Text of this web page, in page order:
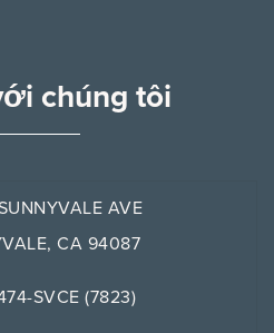
chúng tôi
AVE
CA 94087
SVCE (7823)